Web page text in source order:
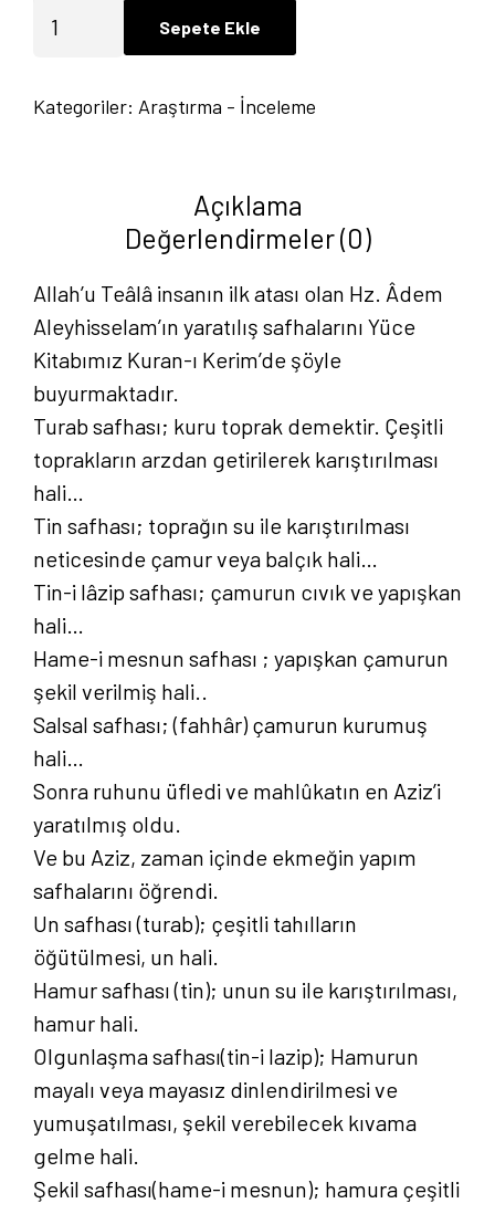
(Kadim
adet
Sepete Ekle
Kategoriler: Araştırma - İnceleme
Açıklama
Değerlendirmeler (0)
Allah’u Teâlâ insanın ilk atası olan Hz. Âdem
Aleyhisselam’ın yaratılış safhalarını Yüce
Kitabımız Kuran-ı Kerim’de şöyle
buyurmaktadır.
Turab safhası; kuru toprak demektir. Çeşitli
toprakların arzdan getirilerek karıştırılması
hali…
Tin safhası; toprağın su ile karıştırılması
neticesinde çamur veya balçık hali…
Tin-i lâzip safhası; çamurun cıvık ve yapışkan
hali…
Hame-i mesnun safhası ; yapışkan çamurun
şekil verilmiş hali..
Salsal safhası; (fahhâr) çamurun kurumuş
hali…
Sonra ruhunu üfledi ve mahlûkatın en Aziz’i
yaratılmış oldu.
Ve bu Aziz, zaman içinde ekmeğin yapım
safhalarını öğrendi.
Un safhası (turab); çeşitli tahılların
öğütülmesi, un hali.
Hamur safhası (tin); unun su ile karıştırılması,
hamur hali.
Olgunlaşma safhası(tin-i lazip); Hamurun
mayalı veya mayasız dinlendirilmesi ve
yumuşatılması, şekil verebilecek kıvama
gelme hali.
Şekil safhası(hame-i mesnun); hamura çeşitli